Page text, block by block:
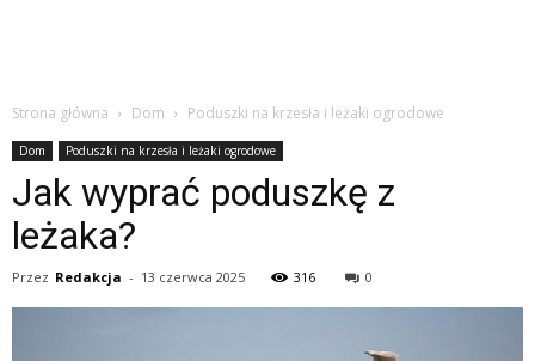
Strona główna Dom Poduszki na krzesła i leżaki ogrodowe
Dom Poduszki na krzesła i leżaki ogrodowe
Jak wyprać poduszkę z
leżaka?
Przez Redakcja - 13 czerwca 2025 316 0